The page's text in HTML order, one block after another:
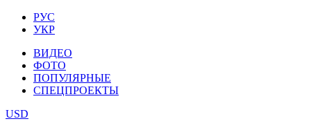
РУС
УКР
ВИДЕО
ФОТО
ПОПУЛЯРНЫЕ
СПЕЦПРОЕКТЫ
USD